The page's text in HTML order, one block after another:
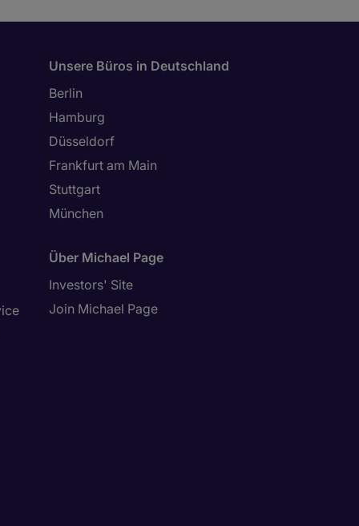
Unsere Büros in Deutschland
Berlin
Hamburg
Düsseldorf
Frankfurt am Main
Stuttgart
München
Über Michael Page
Investors' Site
Join Michael Page